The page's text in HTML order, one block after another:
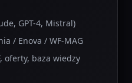
GPT-4, Mistral)
/ Enova / WF-MAG
oferty, baza wiedzy